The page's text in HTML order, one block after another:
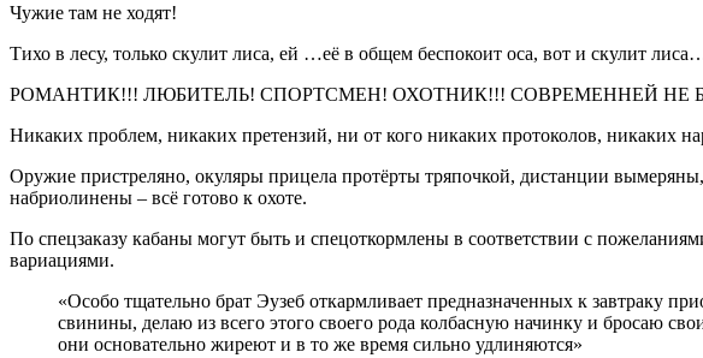
Чужие там не ходят!
Тихо в лесу, только скулит лиса, ей …её в общем беспокоит оса, вот и скулит
РОМАНТИК!!! ЛЮБИТЕЛЬ! СПОРТСМЕН! ОХОТНИК!!! СОВРЕМЕННЕЙ НЕ
Никаких проблем, никаких претензий, ни от кого никаких протоколов, никаких
Оружие пристреляно, окуляры прицела протёрты тряпочкой, дистанции
набриолинены – всё готово к охоте.
По спецзаказу кабаны могут быть и спецоткормлены в соответствии с
вариациями.
«Особо тщательно брат Эузеб откармливает предназначенных к завтраку
свинины, делаю из всего этого своего рода колбасную начинку и бросаю
они основательно жиреют и в то же время сильно удлиняются»